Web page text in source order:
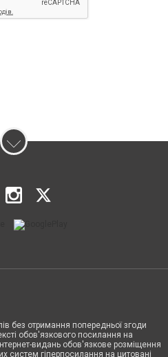
без отримання попередньої згоди
обов'язкового посилання на
видань обов'язкове розміщення
систем гіперпосилання на цитовані